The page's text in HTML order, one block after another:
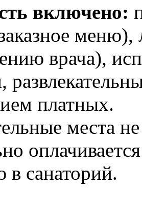
включено:
меню),
врача),
платных.
места
санаторий.